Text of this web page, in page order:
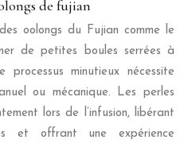
de fujian
oolongs du Fujian comme le
de petites boules serrées à
minutieux nécessite
ou mécanique. Les perles
lors de l’infusion, libérant
et offrant une expérience